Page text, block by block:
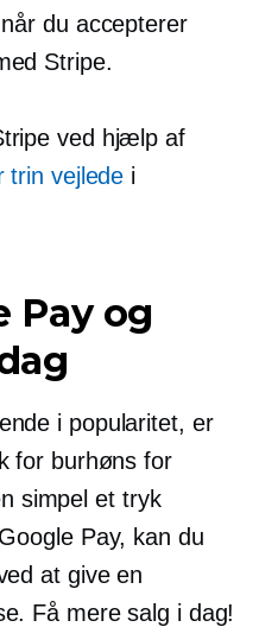
du accepterer
Stripe.
ved hjælp af
trin vejlede i
Pay og
i popularitet, er
for burhøns for
simpelet tryk
Pay, kan du
at give en
Få mere salg i dag!